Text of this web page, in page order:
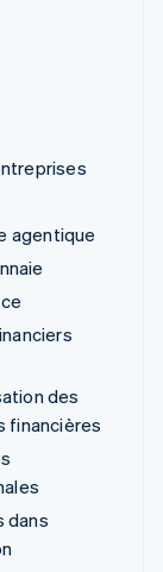
agentique
des
financières
dans